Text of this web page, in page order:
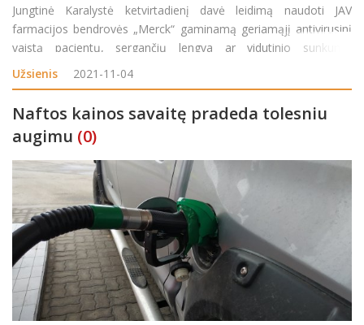
Jungtinė Karalystė ketvirtadienį davė leidimą naudoti JAV
farmacijos bendrovės „Merck“ gaminamą geriamąjį antivirusinį
vaistą pacientų, sergančių lengva ar vidutinio sunkumo
koronavirusinės infekcijos forma, gydymui, paskelbė JK Vaistų ir
sveikatos produktų priežiūros agentūra (MHRA). &
Užsienis 2021-11-04
Naftos kainos savaitę pradeda tolesniu
augimu (0)